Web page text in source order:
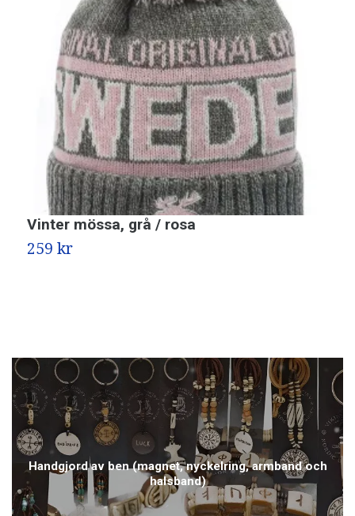
Handgjord av ben (magnet, nyckelring, armband och
halsband)
Vinter mössa, grå / rosa
259 kr